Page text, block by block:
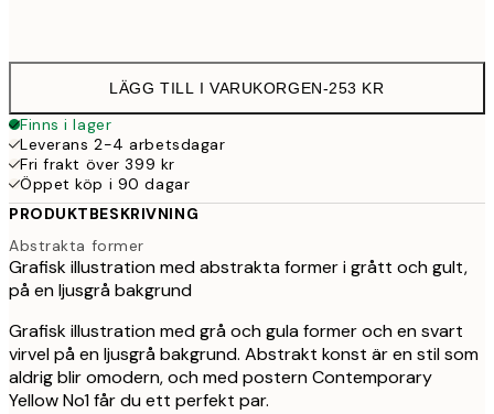
LÄGG TILL I VARUKORGEN-253 KR
Finns i lager
Leverans 2-4 arbetsdagar
Fri frakt över 399 kr
Öppet köp i 90 dagar
PRODUKTBESKRIVNING
Abstrakta former
Grafisk illustration med abstrakta former i grått och gult,
på en ljusgrå bakgrund
Grafisk illustration med grå och gula former och en svart
virvel på en ljusgrå bakgrund. Abstrakt konst är en stil som
aldrig blir omodern, och med postern Contemporary
Yellow No1 får du ett perfekt par.